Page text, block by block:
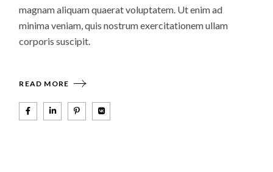
magnam aliquam quaerat voluptatem. Ut enim ad
minima veniam, quis nostrum exercitationem ullam
corporis suscipit.
READ MORE